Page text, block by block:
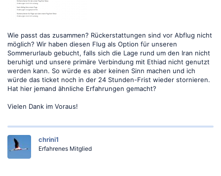
Wie passt das zusammen? Rückerstattungen sind vor Abflug nicht
möglich? Wir haben diesen Flug als Option für unseren
Sommerurlaub gebucht, falls sich die Lage rund um den Iran nicht
beruhigt und unsere primäre Verbindung mit Ethiad nicht genutzt
werden kann. So würde es aber keinen Sinn machen und ich
würde das ticket noch in der 24 Stunden-Frist wieder stornieren.
Hat hier jemand ähnliche Erfahrungen gemacht?
Vielen Dank im Voraus!
chrini1
Erfahrenes Mitglied